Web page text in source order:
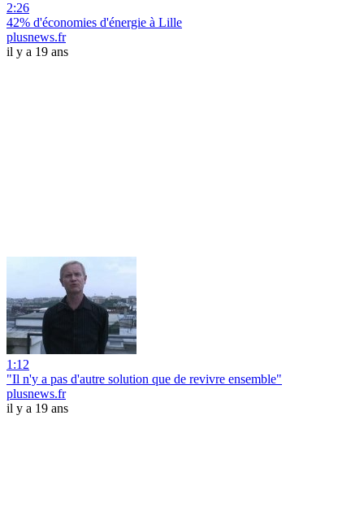
2:26
42% d'économies d'énergie à Lille
plusnews.fr
il y a 19 ans
1:12
"Il n'y a pas d'autre solution que de revivre ensemble"
plusnews.fr
il y a 19 ans